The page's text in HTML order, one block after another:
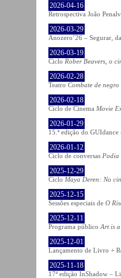
2026-04-16
Retrospectiva João
2026-03-29
Anozero’26 – Segurar,
2026-03-19
Ciclo Rober Beavers, o
2026-02-28
Teatro Combate de negro
2026-02-18
Ciclo de Cinema Movie
2026-01-29
15.ª edição do
2026-01-12
Ciclo de conversas Podia
2025-12-29
Ciclo Maya Deren: No
2025-12-15
Sessões especiais de O
2025-12-11
Programa público Art is a
2025-12-01
Lançamento de Livro +
2025-11-18
17ª edição InShadow –